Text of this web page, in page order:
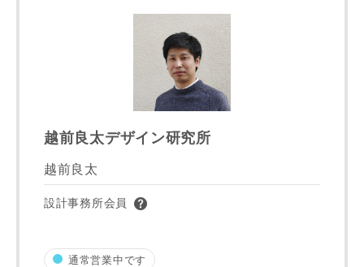
越前良太デザイン研究所
越前良太
設計事務所会員
通常営業中です